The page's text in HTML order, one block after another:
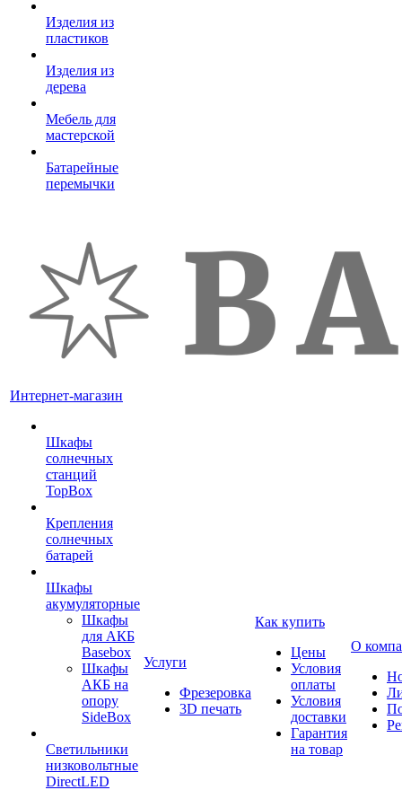
Изделия из
пластиков
Изделия из
дерева
Мебель для
мастерской
Батарейные
перемычки
Интернет-магазин
Шкафы
солнечных
станций
TopBox
Крепления
солнечных
батарей
Шкафы
акумуляторные
Шкафы
для АКБ
Basebox
Шкафы
АКБ на
опору
SideBox
Светильники
низковольтные
DirectLED
Услуги
Фрезеровка
3D печать
Как купить
Цены
Условия
оплаты
Условия
доставки
Гарантия
на товар
О